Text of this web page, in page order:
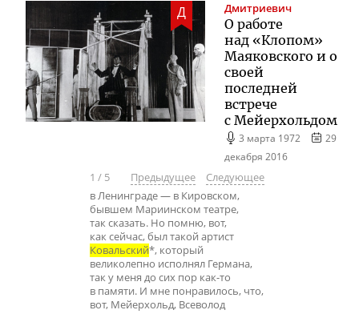
Д
Дмитриевич
О работе
над «Клопом»
Маяковского и о
своей
последней
встрече
с Мейерхольдом
3 марта 1972
29
декабря 2016
1 / 5 Предыдущее
Следующее
в Ленинграде — в Кировском,
бывшем Мариинском театре,
так сказать. Но помню, вот,
как сейчас, был такой артист
Ковальский*, который
великолепно исполнял Германа,
так у меня до сих пор как-то
в памяти. И мне понравилось, что,
вот, Мейерхольд, Всеволод